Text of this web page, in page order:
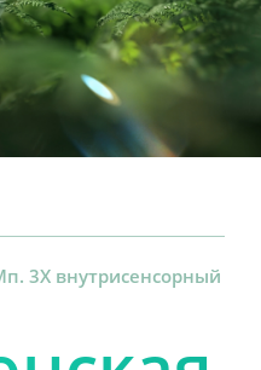
3X внутрисенсорный